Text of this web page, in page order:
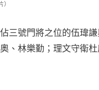
三號門將之位的伍瑋
、林樂勤；理文守衛